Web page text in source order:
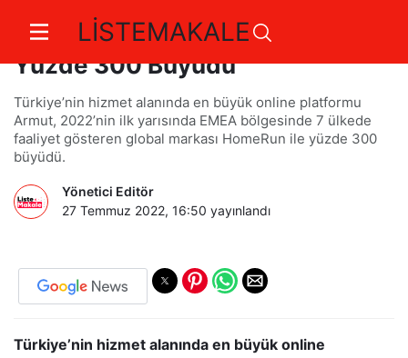
LİSTEMAKALE
Armut’un Yurtdışı Operasyonları
Yüzde 300 Büyüdü
Türkiye’nin hizmet alanında en büyük online platformu
Armut, 2022’nin ilk yarısında EMEA bölgesinde 7 ülkede
faaliyet gösteren global markası HomeRun ile yüzde 300
büyüdü.
Yönetici Editör
27 Temmuz 2022, 16:50 yayınlandı
Türkiye’nin hizmet alanında en büyük online